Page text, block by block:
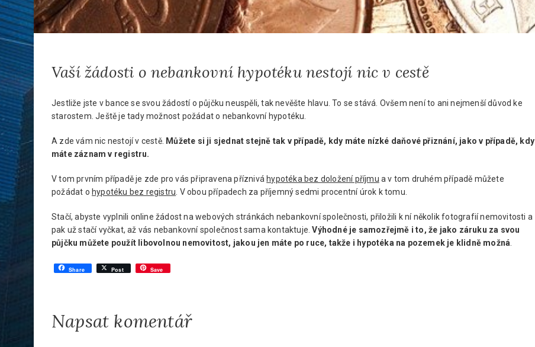
Vaší žádosti o nebankovní hypotéku nestojí nic v cestě
Jestliže jste v bance se svou žádostí o půjčku neuspěli, tak nevěšte hlavu. To se stává. Ovšem není to ani nejmenší důvod ke
starostem. Ještě je tady možnost požádat o nebankovní hypotéku.
A zde vám nic nestojí v cestě. Můžete si ji sjednat stejně tak v případě, kdy máte nízké daňové přiznání, jako v případě, kdy
máte záznam v registru.
V tom prvním případě je zde pro vás připravena příznivá hypotéka bez doložení příjmu a v tom druhém případě můžete
požádat o hypotéku bez registru . V obou případech za příjemný sedmi procentní úrok k tomu.
Stačí, abyste vyplnili online žádost na webových stránkách nebankovní společnosti, přiložili k ní několik fotografií nemovitosti a
pak už stačí vyčkat, až vás nebankovní společnost sama kontaktuje.Výhodné je samozřejmě i to, že jako záruku za svou
půjčku můžete použít libovolnou nemovitost, jakou jen máte po ruce, takže i hypotéka na pozemek je klidně možná
Share Post Save
Napsat komentář